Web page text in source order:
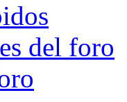
del foro